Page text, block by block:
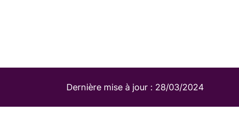
Dernière mise à jour : 28/03/2024